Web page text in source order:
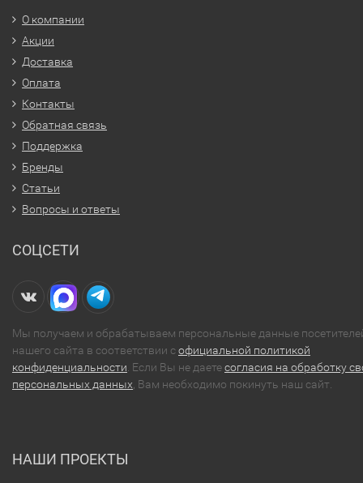
О компании
Акции
Доставка
Оплата
Контакты
Обратная связь
Поддержка
Бренды
Статьи
Вопросы и ответы
СОЦСЕТИ
Мы получаем и обрабатываем персональные данные
нашего сайта в соответствии софициальной политикой
конфиденциальности . Если Вы не даетесогласия на обработку
персональных данных , Вам необходимо покинуть наш сайт.
НАШИ ПРОЕКТЫ